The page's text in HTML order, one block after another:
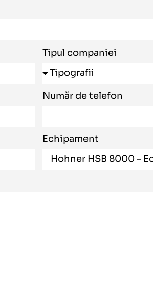
Tipul companiei
Număr de telefon
Echipament